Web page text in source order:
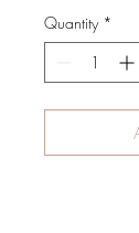
Quantity *